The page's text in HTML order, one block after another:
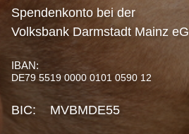
Spendenkonto bei der
Volksbank Darmstadt Mainz eG
IBAN:
DE79 5519 0000 0101 0590 12
BIC: MVBMDE55